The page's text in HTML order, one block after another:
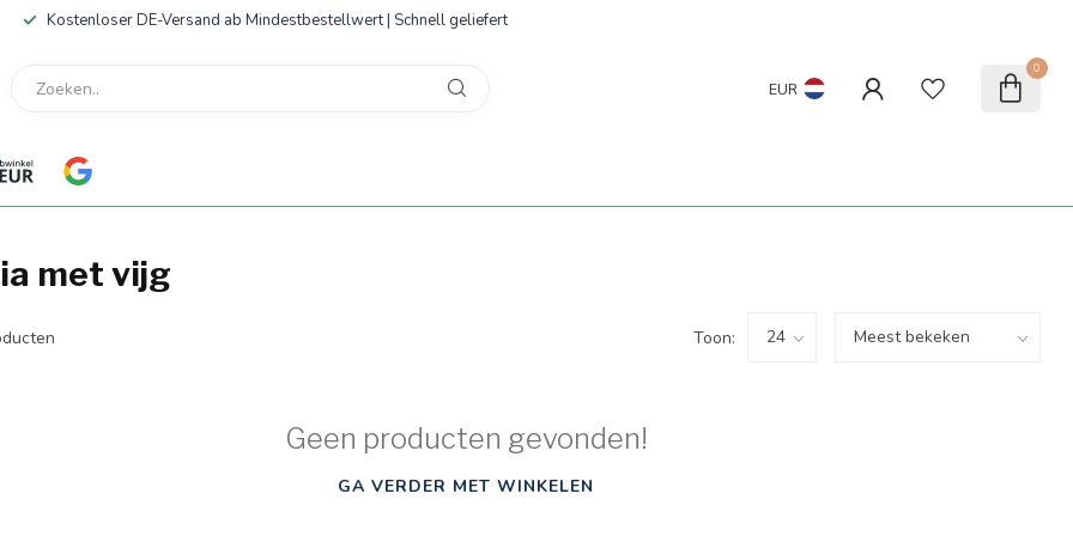
Kostenloser DE-Versand ab Mindestbestellwert | Schnell geliefert
EUR
0
met vijg
Toon:
Geen producten gevonden!
GA VERDER MET WINKELEN